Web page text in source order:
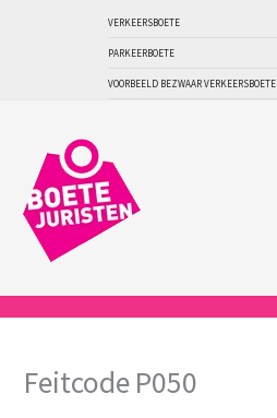
VERKEERSBOETE
PARKEERBOETE
VOORBEELD BEZWAAR VERKEERSBOETE
Feitcode P050